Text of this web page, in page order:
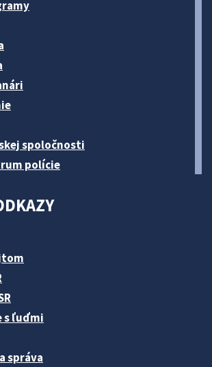
spoločnosti
polície
s ľuďmi
správa